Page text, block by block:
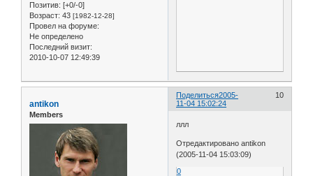
Позитив: [+0/-0]
Возраст: 43 [1982-12-28]
Провел на форуме:
Не определено
Последний визит:
2010-10-07 12:49:39
Поделиться 10
2005-
11-04 15:02:24
antikon
Members
ллл
Отредактировано antikon
(2005-11-04 15:03:09)
0